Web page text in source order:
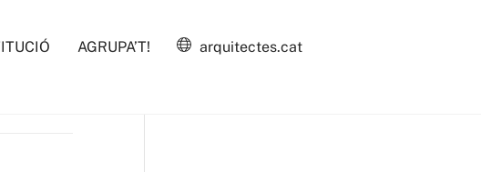
AGRUPA’T! arquitectes.cat